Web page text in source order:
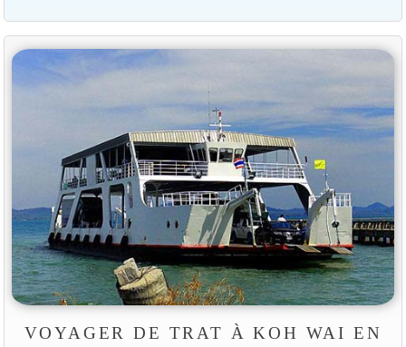
VOYAGER DE TRAT À KOH WAI EN